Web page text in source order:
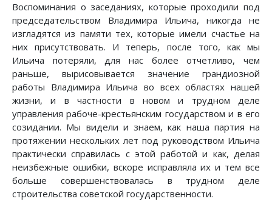
Воспоминания о заседаниях, которые проходили под
председательством Владимира Ильича, никогда не
изгладятся из памяти тех, которые имели счастье на
них присутствовать. И теперь, после того, как мы
Ильича потеряли, для нас более отчетливо, чем
раньше, вырисовывается значение грандиозной
работы Владимира Ильича во всех областях нашей
жизни, и в частности в новом и трудном деле
управления рабоче-крестьянским государством и в его
созидании. Мы видели и знаем, как наша партия на
протяжении нескольких лет под руководством Ильича
практически справилась с этой работой и как, делая
неизбежные ошибки, вскоре исправляла их и тем все
больше совершенствовалась в трудном деле
строительства советской государственности.